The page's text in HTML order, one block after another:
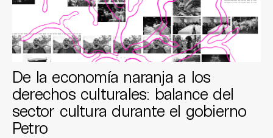
De la economía naranja a los
derechos culturales: balance del
sector cultura durante el gobierno
Petro